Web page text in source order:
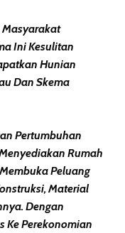
Masyarakat
Ini Kesulitan
Hunian
Dan Skema
Pertumbuhan
Rumah
Peluang
Material
Dengan
Ke Perekonomian